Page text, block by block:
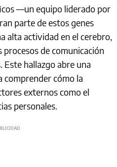
—un equipo liderado por
parte de estos genes
alta actividad en el cerebro,
de comunicación
Este hallazgo abre una
cómo la
externos como el
personales.